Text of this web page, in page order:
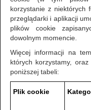
korzystanie z niektórych
przeglądarki i aplikacji
plików cookie
dowolnym momencie.
Więcej informacji na
których korzystamy,
poniższej tabeli:
Plik cookie